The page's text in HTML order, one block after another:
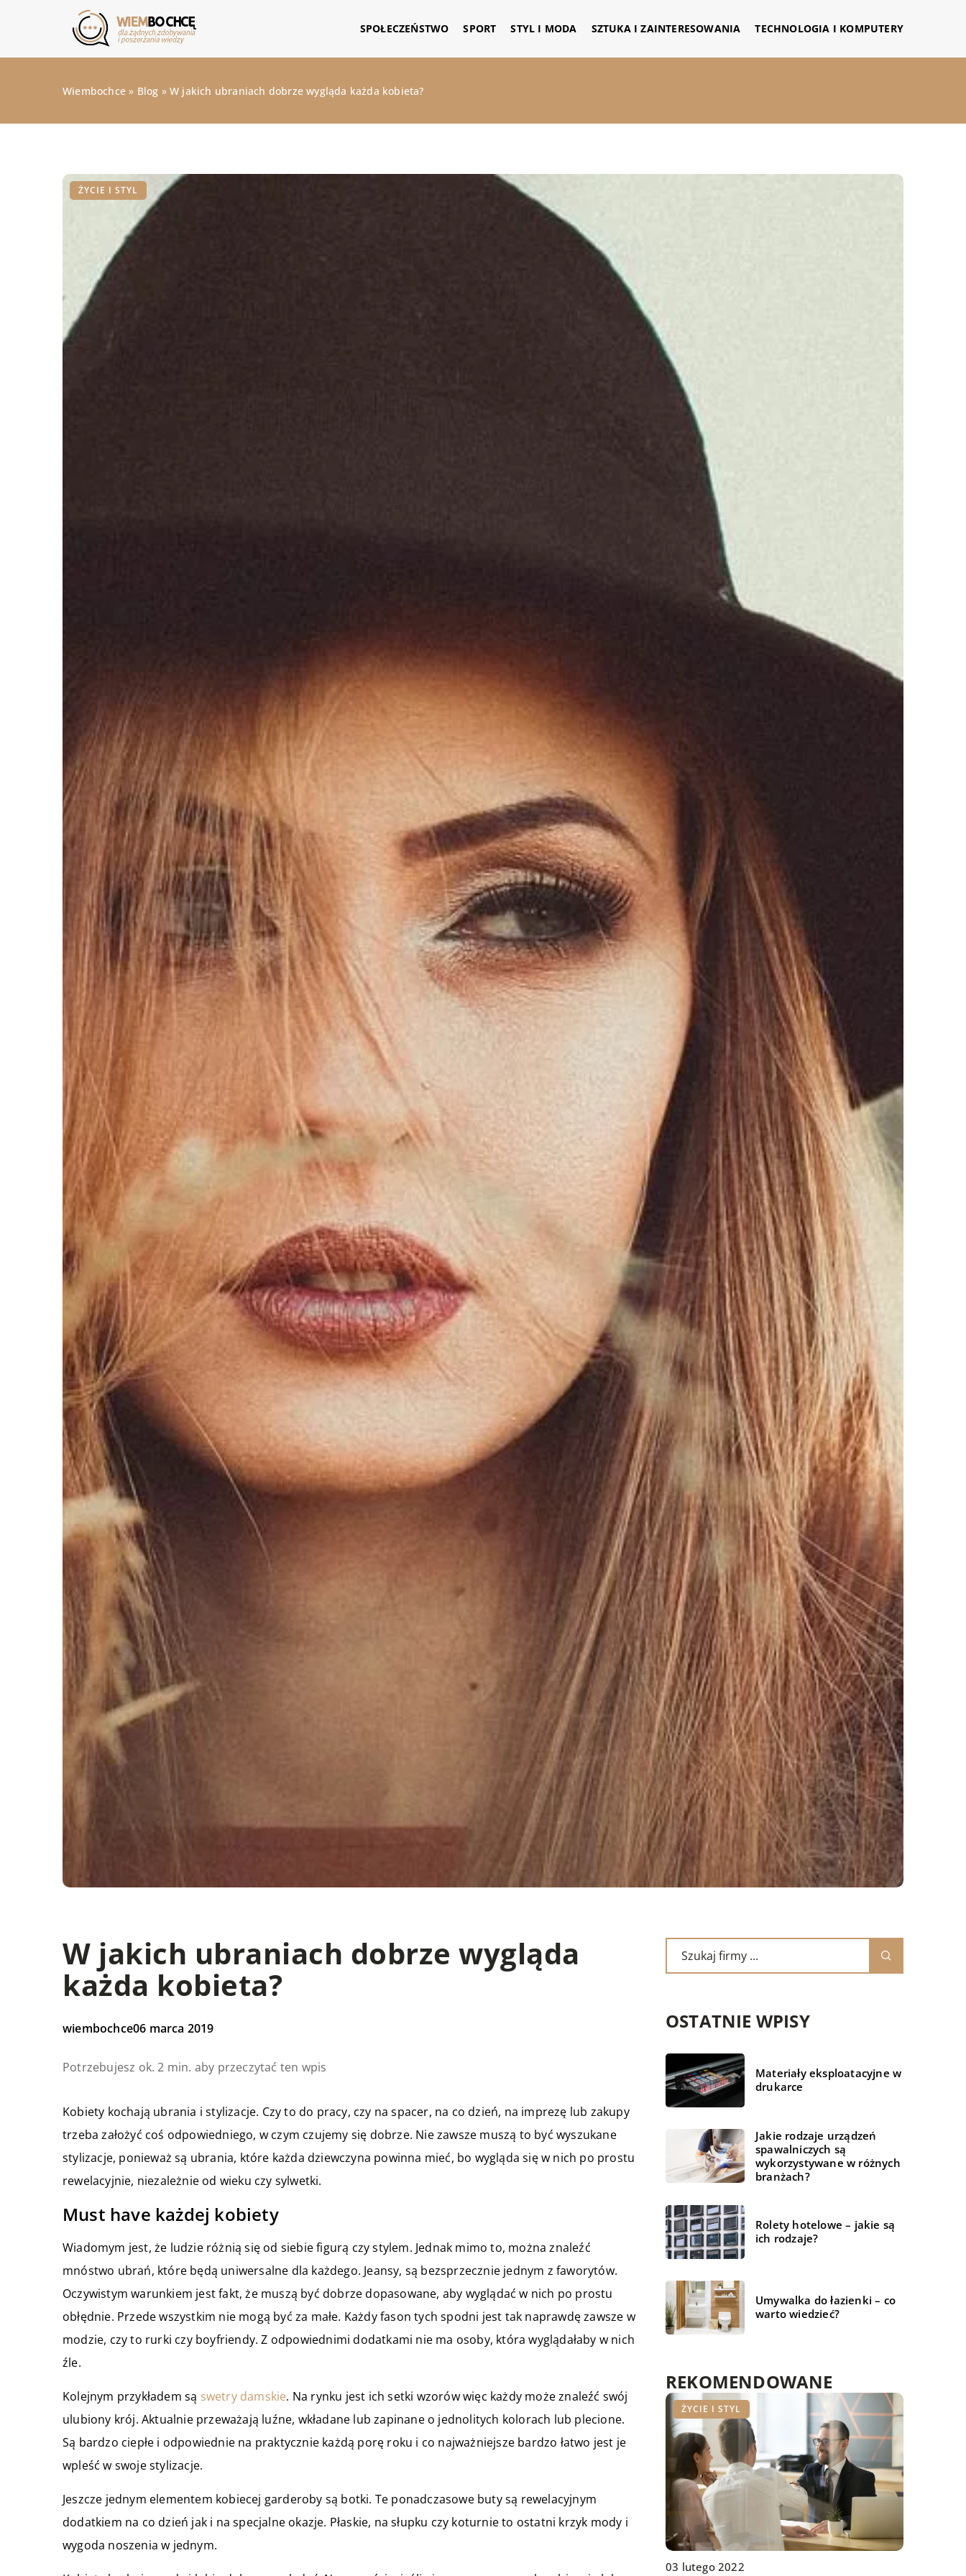
SPOŁECZEŃSTWO SPORT STYL I MODA SZTUKA I ZAINTERESOWANIA TECHNOLOGIA I KOMPUTERY
Wiembochce » Blog »W jakich ubraniach dobrze wygląda każda kobieta?
ŻYCIE I STYL
W jakich ubraniach dobrze wygląda
każda kobieta?
wiembochce06 marca 2019
Potrzebujesz ok. 2 min. aby przeczytać ten wpis
Kobiety kochają ubrania i stylizacje. Czy to do pracy, czy na spacer, na co dzień, na imprezę lub zakupy
trzeba założyć coś odpowiedniego, w czym czujemy się dobrze. Nie zawsze muszą to być wyszukane
stylizacje, ponieważ są ubrania, które każda dziewczyna powinna mieć, bo wygląda się w nich po prostu
rewelacyjnie, niezależnie od wieku czy sylwetki.
Must have każdej kobiety
Wiadomym jest, że ludzie różnią się od siebie figurą czy stylem. Jednak mimo to, można znaleźć
mnóstwo ubrań, które będą uniwersalne dla każdego. Jeansy, są bezsprzecznie jednym z faworytów.
Oczywistym warunkiem jest fakt, że muszą być dobrze dopasowane, aby wyglądać w nich po prostu
obłędnie. Przede wszystkim nie mogą być za małe. Każdy fason tych spodni jest tak naprawdę zawsze w
modzie, czy to rurki czy boyfriendy. Z odpowiednimi dodatkami nie ma osoby, która wyglądałaby w nich
źle.
Kolejnym przykładem są swetry damskie. Na rynku jest ich setki wzorów więc każdy może znaleźć swój
ulubiony krój. Aktualnie przeważają luźne, wkładane lub zapinane o jednolitych kolorach lub plecione.
Są bardzo ciepłe i odpowiednie na praktycznie każdą porę roku i co najważniejsze bardzo łatwo jest je
wpleść w swoje stylizacje.
Jeszcze jednym elementem kobiecej garderoby są botki. Te ponadczasowe buty są rewelacyjnym
dodatkiem na co dzień jak i na specjalne okazje. Płaskie, na słupku czy koturnie to ostatni krzyk mody i
wygoda noszenia w jednym.
OSTATNIE WPISY
Materiały eksploatacyjne w
drukarce
Jakie rodzaje urządzeń
spawalniczych są
wykorzystywane w różnych
branżach?
Rolety hotelowe – jakie są
ich rodzaje?
Umywalka do łazienki – co
warto wiedzieć?
REKOMENDOWANE
DOM I OTOCZENIE
25 września 2022
ŻYCIE I STYL
03 lutego 2022
BIZNES I FINANSE
12 stycznia 2022